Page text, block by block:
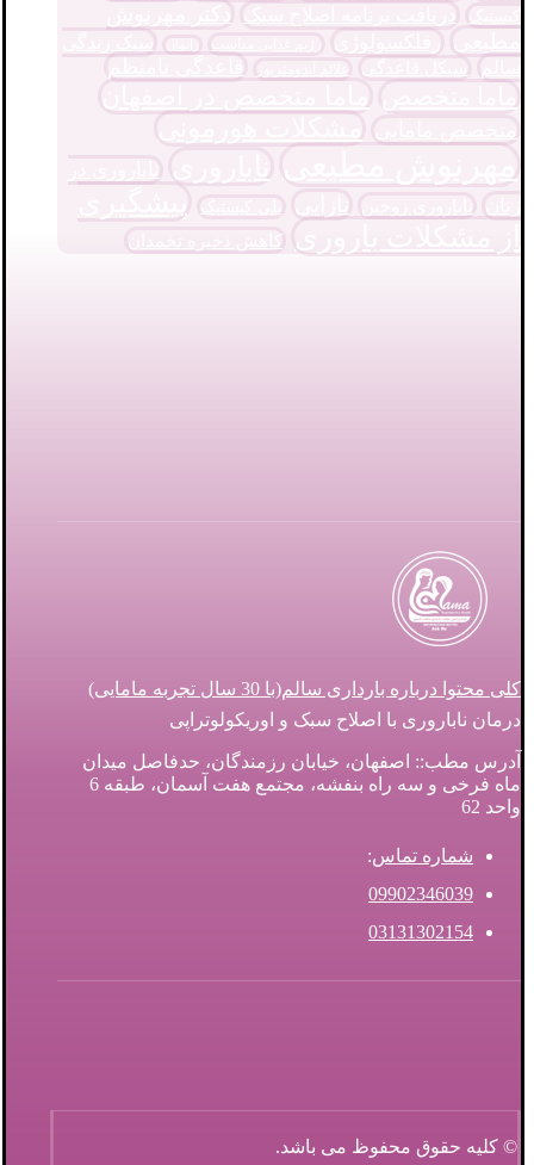
کیستیک
دریافت برنامه اصلاح سبک
دکتر مهرنوش
مطیعی
رفلکسولوژی رژیم غذایی مناسب زایمان
سبک زندگی
سالم
سیکل قاعدگی علائم آندومتریوز قاعدگی نامنظم
ماما متخصص ماما متخصص در اصفهان
متخصص مامایی مشکلات هورمونی
مهرنوش مطیعی ناباروری
ناباروری در
زنان
ناباروری زوجین نازایی پلی کیستیک
پیشگیری
از مشکلات باروری
کاهش ذخیره تخمدان
کلی محتوا درباره بارداری سالم(با 30 سال تجربه مامایی)
درمان ناباروری با اصلاح سبک و اوریکولوتراپی
آدرس مطب:: اصفهان، خیابان رزمندگان، حدفاصل میدان
ماه فرخی و سه راه بنفشه، مجتمع هفت آسمان، طبقه 6
واحد 62
شماره تماس:
09902346039
03131302154
© کلیه حقوق محفوظ می باشد.